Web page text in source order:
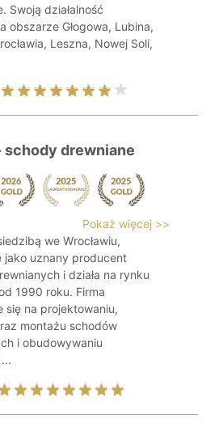
Swoją działalność
obszarze Głogowa, Lubina,
Leszna, Nowej Soli,
schody drewniane
Pokaż więcej >>
we Wrocławiu,
jako uznany producent
i działa na rynku
1990 roku. Firma
się na projektowaniu,
montażu schodów
i obudowywaniu